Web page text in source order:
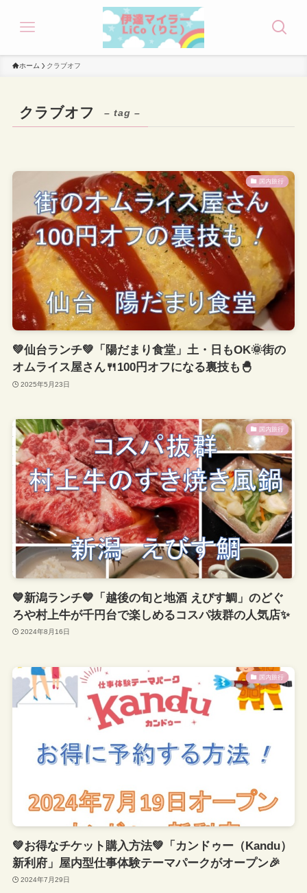
ホーム クラブオフ
クラブオフ – tag –
国内旅行
💚仙台ランチ💚「陽だまり食堂」土・日もOK🌞街の
オムライス屋さん🍴100円オフになる裏技も🐣
2025年5月23日
国内旅行
💙新潟ランチ💙「越後の旬と地酒 えびす鯛」のどぐ
ろや村上牛が千円台で楽しめるコスパ抜群の人気店✨
2024年8月16日
国内旅行
💚お得なチケット購入方法💚「カンドゥー（Kandu）
新利府」屋内型仕事体験テーマパークがオープン🎉
2024年7月29日